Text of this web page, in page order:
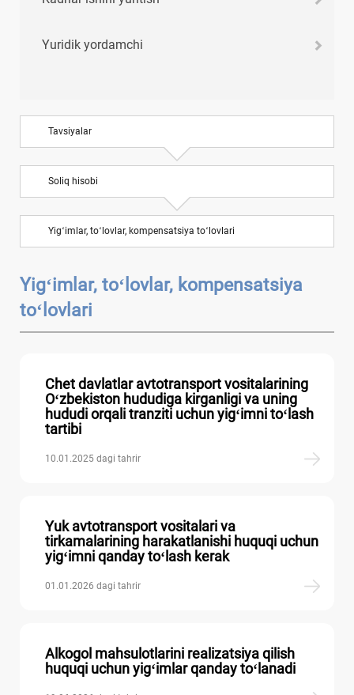
Yuridik yordamchi
Tavsiyalar
Soliq hisobi
Yigʻimlar, toʻlovlar, kompensatsiya toʻlovlari
Yigʻimlar, toʻlovlar, kompensatsiya
toʻlovlari
Chet davlatlar avtotransport vositalarining
Oʻzbekiston hududiga kirganligi va uning
hududi orqali tranziti uchun yigʻimni toʻlash
tartibi
10.01.2025 dagi tahrir
Yuk avtotransport vositalari va
tirkamalarining harakatlanishi huquqi uchun
yigʻimni qanday toʻlash kerak
01.01.2026 dagi tahrir
Alkogol mahsulotlarini realizatsiya qilish
huquqi uchun yigʻimlar qanday toʻlanadi